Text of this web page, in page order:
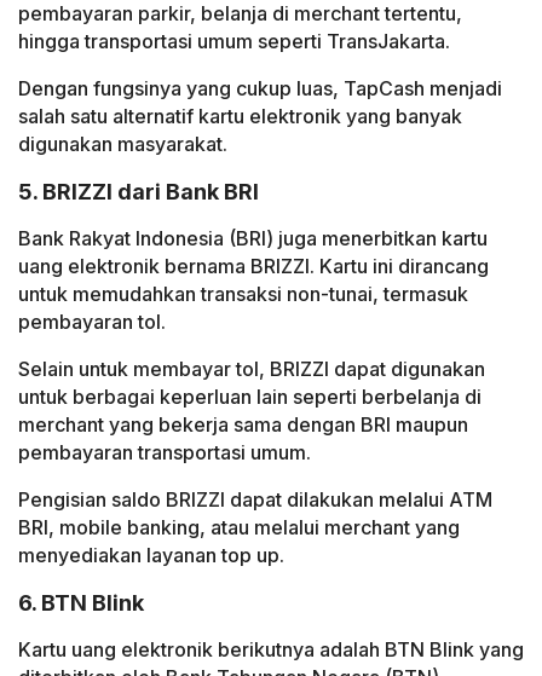
pembayaran parkir, belanja di merchant tertentu,
hingga transportasi umum seperti TransJakarta.
Dengan fungsinya yang cukup luas, TapCash menjadi
salah satu alternatif kartu elektronik yang banyak
digunakan masyarakat.
5. BRIZZI dari Bank BRI
Bank Rakyat Indonesia (BRI) juga menerbitkan kartu
uang elektronik bernama BRIZZI. Kartu ini dirancang
untuk memudahkan transaksi non-tunai, termasuk
pembayaran tol.
Selain untuk membayar tol, BRIZZI dapat digunakan
untuk berbagai keperluan lain seperti berbelanja di
merchant yang bekerja sama dengan BRI maupun
pembayaran transportasi umum.
Pengisian saldo BRIZZI dapat dilakukan melalui ATM
BRI, mobile banking, atau melalui merchant yang
menyediakan layanan top up.
6. BTN Blink
Kartu uang elektronik berikutnya adalah BTN Blink yang